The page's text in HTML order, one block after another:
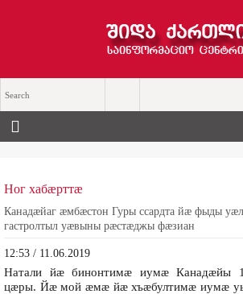
Ног хабæрттæ
Канадæйаг æмбæстон Гуры ссардта йæ фыды
гастролтыл уæвыны рæстæджы фæзиан
12:53 / 11.06.2019
Натали йæ бинонтимæ иумæ Канадæйы
цæры. Йæ мой æмæ йæ хъæбултимæ иумæ